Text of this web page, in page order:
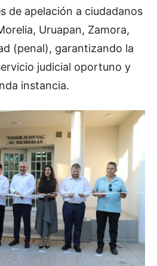
de apelación a ciudadanos
Uruapan, Zamora,
(penal), garantizando la
judicial oportuno y
instancia.